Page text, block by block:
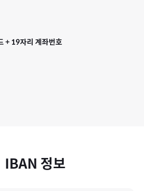
+ 19자리 계좌번호
IBAN 정보